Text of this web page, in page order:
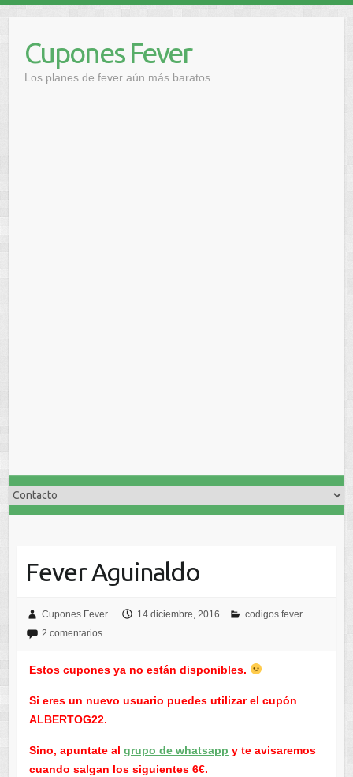
contenidoCupones Fever
Los planes de fever aún más baratos
Fever Aguinaldo
Cupones Fever 14 diciembre, 2016
codigos fever
2 comentarios
Estos cupones ya no están disponibles.
Si eres un nuevo usuario puedes utilizar el cupón
ALBERTOG22.
Sino, apuntate al grupo de whatsapp y te avisaremos
cuando salgan los siguientes 6€.